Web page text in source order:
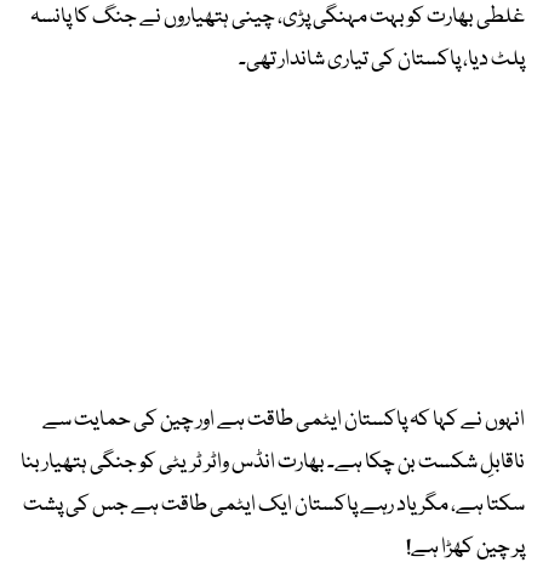
غلطی بھارت کو بہت مہنگی پڑی، چینی ہتھیاروں نے جنگ کا پانسہ
پلٹ دیا، پاکستان کی تیاری شاندار تھی۔
انہوں نے کہا کہ پاکستان ایٹمی طاقت ہے اور چین کی حمایت سے
ناقابلِ شکست بن چکا ہے۔ بھارت انڈس واٹر ٹریٹی کو جنگی ہتھیار بنا
سکتا ہے، مگر یاد رہے پاکستان ایک ایٹمی طاقت ہے جس کی پشت
پر چین کھڑا ہے!